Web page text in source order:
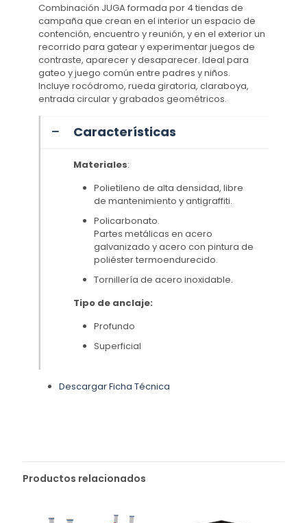
Combinación JUGA formada por 4 tiendas de
campaña que crean en el interior un espacio de
contención, encuentro y reunión, y en el exterior un
recorrido para gatear y experimentar juegos de
contraste, aparecer y desaparecer. Ideal para
gateo y juego común entre padres y niños.
Incluye rocódromo, rueda giratoria, claraboya,
entrada circular y grabados geométricos.
Características
Materiales:
Polietileno de alta densidad, libre
de mantenimiento y antigraffiti.
Policarbonato.
Partes metálicas en acero
galvanizado y acero con pintura de
poliéster termoendurecido.
Tornillería de acero inoxidable.
Tipo de anclaje:
Profundo
Superficial
Descargar Ficha Técnica
Productos relacionados